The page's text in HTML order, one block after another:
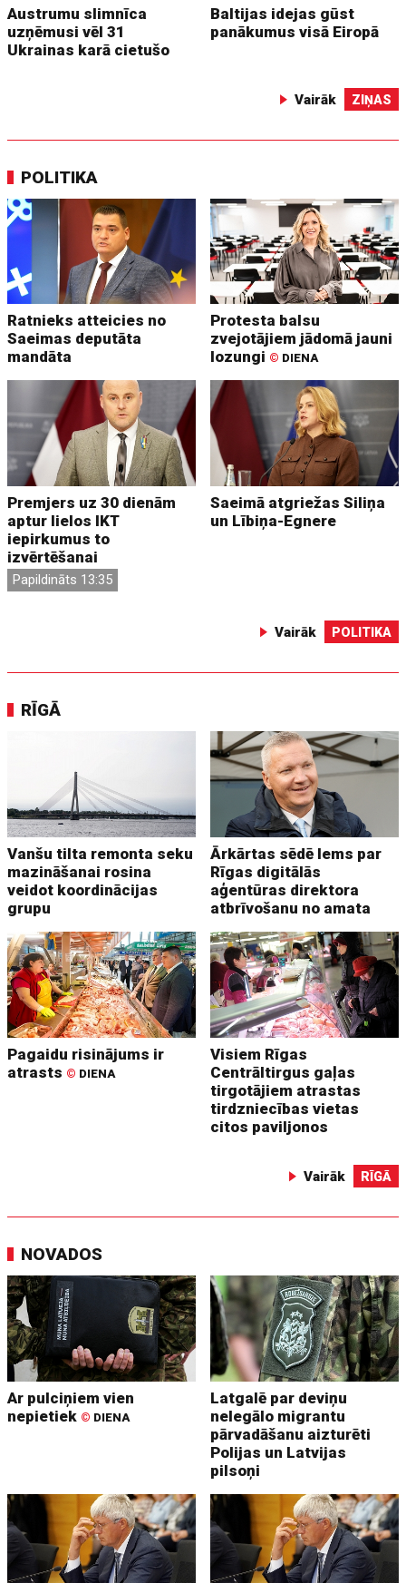
Austrumu slimnīca
uzņēmusi vēl 31
Ukrainas karā cietušo
Baltijas idejas gūst
panākumus visā Eiropā
Vairāk ZIŅAS
POLITIKA
Ratnieks atteicies no
Saeimas deputāta
mandāta
Protesta balsu
zvejotājiem jādomā jauni
lozungi © DIENA
Premjers uz 30 dienām
aptur lielos IKT
iepirkumus to
izvērtēšanai
Papildināts 13:35
Saeimā atgriežas Siliņa
un Lībiņa-Egnere
Vairāk POLITIKA
RĪGĀ
Vanšu tilta remonta seku
mazināšanai rosina
veidot koordinācijas
grupu
Ārkārtas sēdē lems par
Rīgas digitālās
aģentūras direktora
atbrīvošanu no amata
Pagaidu risinājums ir
atrasts © DIENA
Visiem Rīgas
Centrāltirgus gaļas
tirgotājiem atrastas
tirdzniecības vietas
citos paviljonos
Vairāk RĪGĀ
NOVADOS
Ar pulciņiem vien
nepietiek © DIENA
Latgalē par deviņu
nelegālo migrantu
pārvadāšanu aizturēti
Polijas un Latvijas
pilsoņi